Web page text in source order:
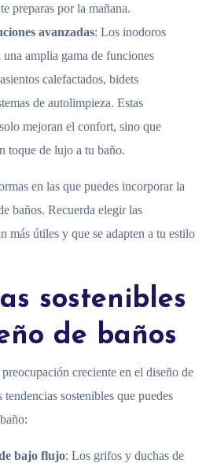
preparas por la mañana.
avanzadas: Los inodoros
amplia gama de funciones
calefactados, bidets
de autolimpieza. Estas
mejoran el confort, sino que
toque de lujo a tu baño.
en las que puedes incorporar la
baños. Recuerda elegir las
más útiles y que se adapten a tu estilo
sostenibles
de baños
creciente en el diseño de
sostenibles que puedes
bajo flujo: Los grifos y duchas de